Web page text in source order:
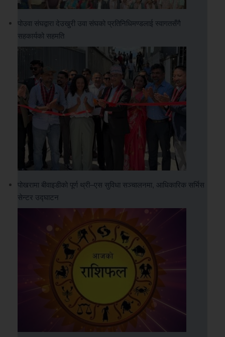
पोउवा संघद्वारा देउखुरी उवा संघको प्रतिनिधिमण्डलाई स्वागतसँगै
सहकार्यको सहमति
पोखरामा बीवाइडीको पूर्ण थ्री–एस सुविधा सञ्चालनमा, आधिकारिक सर्भिस
सेन्टर उद्घाटन